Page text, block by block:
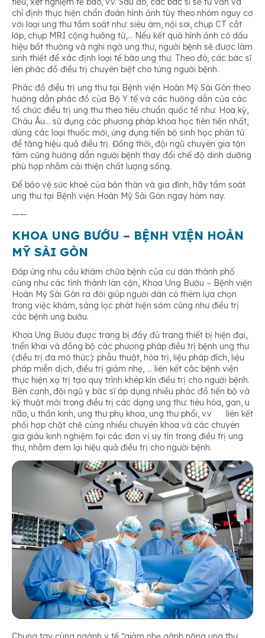
chỉ định thực hiện chẩn đoán hình ảnh tùy theo nhóm nguy cơ
với loại ung thư tầm soát như: siêu âm, nội soi, chụp CT cắt
lớp, chụp MRI cộng hưởng từ,… Nếu kết quả hình ảnh có dấu
hiệu bất thường và nghi ngờ ung thư, người bệnh sẽ được làm
sinh thiết để xác định loại tế bào ung thư. Theo đó, các bác sĩ
lên phác đồ điều trị chuyên biệt cho từng người bệnh.
Phác đồ điều trị ung thư tại Bệnh viện Hoàn Mỹ Sài Gòn theo
hướng dẫn phác đồ của Bộ Y tế và các hướng dẫn của các
tổ chức điều trị ung thư theo tiêu chuẩn quốc tế như: Hoa kỳ,
Châu Âu… sử dụng các phương pháp khoa học tiên tiến nhất,
dùng các loại thuốc mới, ứng dụng tiến bộ sinh học phân tử
để tăng hiệu quả điều trị. Đồng thời, đội ngũ chuyên gia tận
tâm cũng hướng dẫn người bệnh thay đổi chế độ dinh dưỡng
phù hợp nhằm cải thiện chất lượng sống.
Để bảo vệ sức khoẻ của bản thân và gia đình, hãy tầm soát
ung thư tại Bệnh viện Hoàn Mỹ Sài Gòn ngay hôm nay.
——
KHOA UNG BƯỚU – BỆNH VIỆN HOÀN
MỸ SÀI GÒN
Đáp ứng nhu cầu khám chữa bệnh của cư dân thành phố
cũng như các tỉnh thành lân cận, Khoa Ung Bướu – Bệnh viện
Hoàn Mỹ Sài Gòn ra đời giúp người dân có thêm lựa chọn
trong việc khám, sàng lọc phát hiện sớm cũng như điều trị
các bệnh ung bướu.
Khoa Ung Bướu được trang bị đầy đủ trang thiết bị hiện đại,
triển khai và đồng bộ các phương pháp điều trị bệnh ung thư
(điều trị đa mô thức): phẫu thuật, hóa trị, liệu pháp đích, liệu
pháp miễn dịch, điều trị giảm nhẹ, … liên kết các bệnh viện
thực hiện xạ trị tạo quy trình khép kín điều trị cho người bệnh.
Bên cạnh, đội ngũ y bác sĩ áp dụng nhiều phác đồ tiến bộ và
kỹ thuật mới trong điều trị các dạng ung thư: tiêu hóa, gan, u
não, u thần kinh, ung thư phụ khoa, ung thư phổi, v.v liên kết
phối hợp chặt chẽ cùng nhiều chuyên khoa và các chuyên
gia giàu kinh nghiệm tại các đơn vị uy tín trong điều trị ung
thư, nhằm đem lại hiệu quả điều trị cho người bệnh.